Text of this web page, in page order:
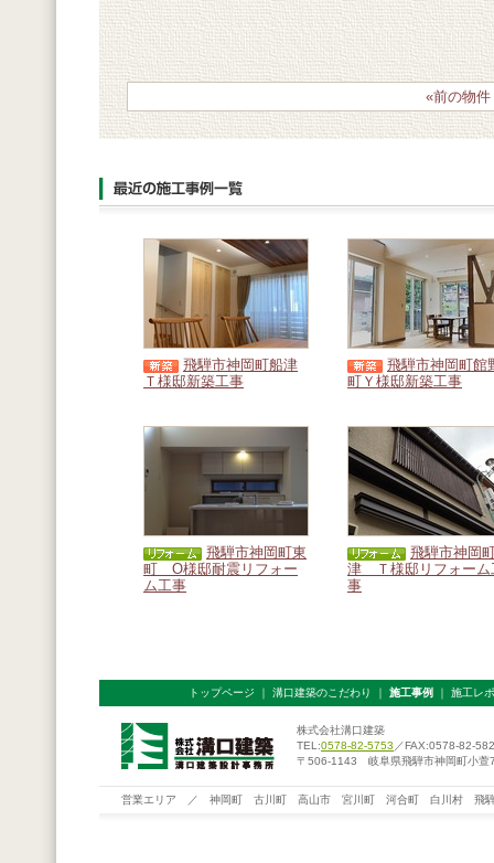
«前の物件
飛騨市神岡町船津
Ｔ様邸新築工事
飛騨市神岡町館
町Ｙ様邸新築工事
飛騨市神岡町東
町 O様邸耐震リフォー
ム工事
飛騨市神岡
津 Ｔ様邸リフォーム
事
トップページ ｜ 溝口建築のこだわり ｜ 施工事例 ｜ 施工レ
株式会社溝口建築
TEL:0578-82-5753 ／FAX:0578-82-
〒506-1143 岐阜県飛騨市神岡町小萱
営業エリア ／ 神岡町 古川町 高山市 宮川町 河合町 白川村 飛